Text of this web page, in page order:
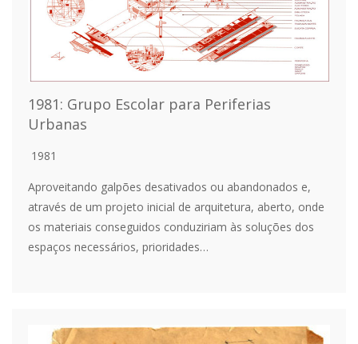
1981: Grupo Escolar para Periferias
Urbanas
1981
Aproveitando galpões desativados ou abandonados e,
através de um projeto inicial de arquitetura, aberto, onde
os materiais conseguidos conduziriam às soluções dos
espaços necessários, prioridades…